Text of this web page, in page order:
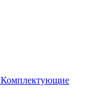
Комплектующие